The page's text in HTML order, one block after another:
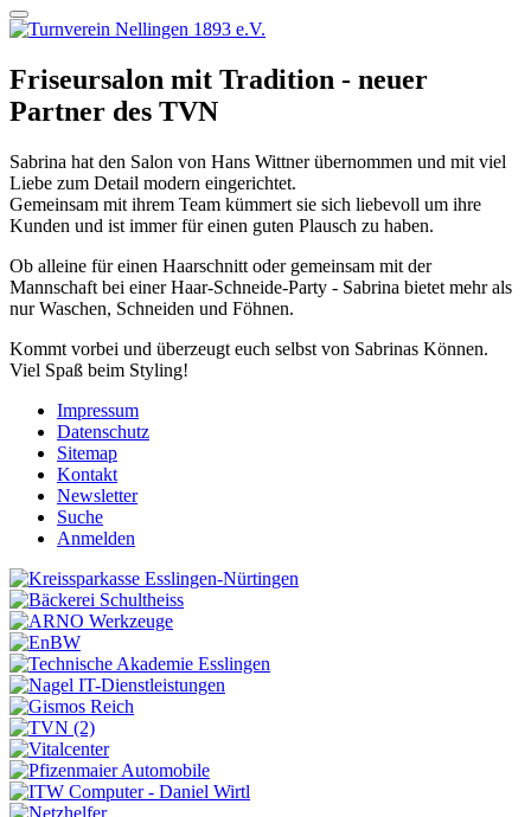
Friseursalon mit Tradition - neuer
Partner des TVN
Sabrina hat den Salon von Hans Wittner übernommen und mit viel
Liebe zum Detail modern eingerichtet.
Gemeinsam mit ihrem Team kümmert sie sich liebevoll um ihre
Kunden und ist immer für einen guten Plausch zu haben.
Ob alleine für einen Haarschnitt oder gemeinsam mit der
Mannschaft bei einer Haar-Schneide-Party - Sabrina bietet mehr als
nur Waschen, Schneiden und Föhnen.
Kommt vorbei und überzeugt euch selbst von Sabrinas Können.
Viel Spaß beim Styling!
Impressum
Datenschutz
Sitemap
Kontakt
Newsletter
Suche
Anmelden